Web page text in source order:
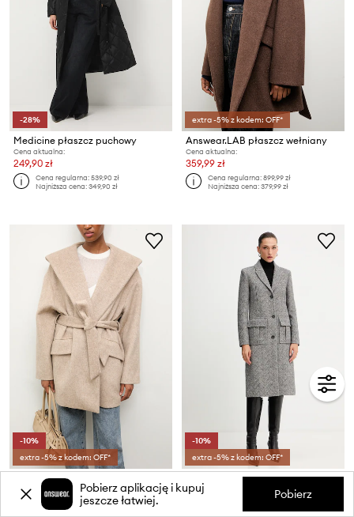
-28%
Medicine płaszcz puchowy
Cena aktualna:
249,90 zł
Cena regularna:539,90 zł
Najniższa cena:349,90 zł
extra -5% z kodem: OFF*
Answear.LAB płaszcz wełniany
Cena aktualna:
359,99 zł
Cena regularna:899,99 zł
Najniższa cena:379,99 zł
-10%
extra -5% z kodem: OFF*
Answear.LAB płaszcz wełniany
Cena aktualna:
339,99 zł
-10%
extra -5% z kodem: OFF*
Patrizia Pepe płaszcz z dodatkiem wełny
Cena aktualna:
Pobierz aplikację i kupuj
jeszcze łatwiej.
Pobierz